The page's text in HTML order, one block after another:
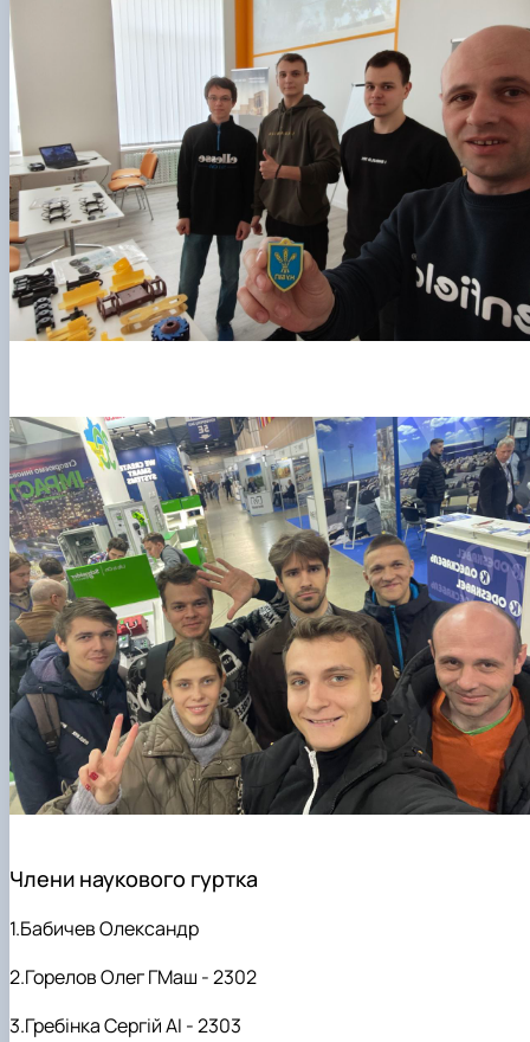
Члени наукового гуртка
1.Бабичев Олександр
2.Горелов Олег ГМаш - 2302
3.Гребінка Сергій АІ - 2303